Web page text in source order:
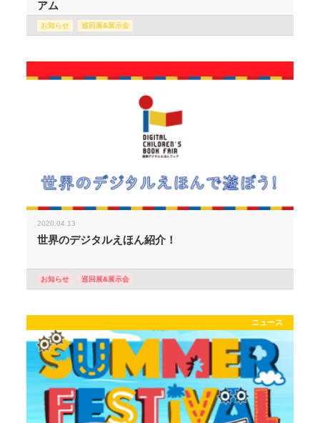
アム
お知らせ 巡回展&展示会
2020.04.13
世界のデジタルえほん紹介！
お知らせ 巡回展&展示会
ニュース